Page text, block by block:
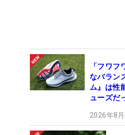
「フワ
なバラン
ム』は性
ューズだ
2026年8